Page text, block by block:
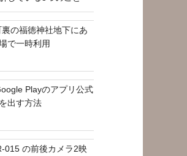
の福徳神社地下にあ
で一時利用
Playのアプリ公式
出す方法
015 の前後カメラ2映